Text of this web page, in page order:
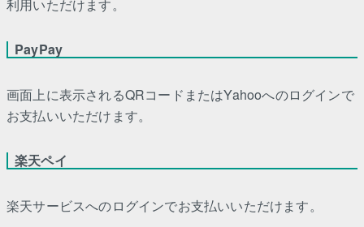
利用いただけます。
PayPay
画面上に表示されるQRコードまたはYahooへのログインで
お支払いいただけます。
楽天ペイ
楽天サービスへのログインでお支払いいただけます。